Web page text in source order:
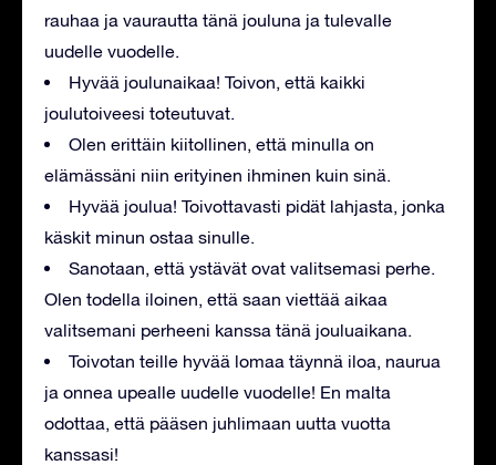
rauhaa ja vaurautta tänä jouluna ja tulevalle
uudelle vuodelle.
Hyvää joulunaikaa! Toivon, että kaikki
joulutoiveesi toteutuvat.
Olen erittäin kiitollinen, että minulla on
elämässäni niin erityinen ihminen kuin sinä.
Hyvää joulua! Toivottavasti pidät lahjasta, jonka
käskit minun ostaa sinulle.
Sanotaan, että ystävät ovat valitsemasi perhe.
Olen todella iloinen, että saan viettää aikaa
valitsemani perheeni kanssa tänä jouluaikana.
Toivotan teille hyvää lomaa täynnä iloa, naurua
ja onnea upealle uudelle vuodelle! En malta
odottaa, että pääsen juhlimaan uutta vuotta
kanssasi!